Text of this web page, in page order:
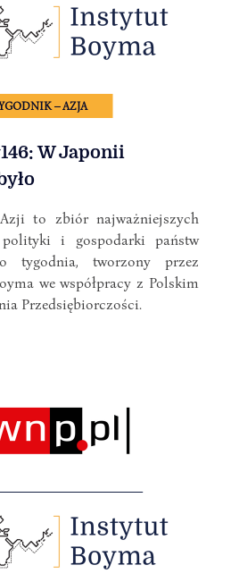
– AZJA
W Japonii
to zbiór najważniejszych
i gospodarki państw
tygodnia, tworzony przez
we współpracy z Polskim
Przedsiębiorczości.